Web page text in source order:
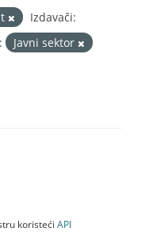
Izdavači:
Javni sektor
koristeći API